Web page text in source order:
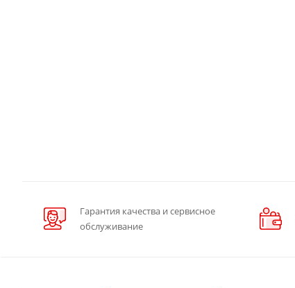
Гарантия качества и сервисное
обслуживание